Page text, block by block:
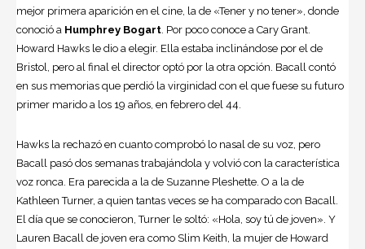
mejor primera aparición en el cine , la de «Tener y no tener», donde
conoció a Humphrey Bogart . Por poco conoce a Cary Grant.
Howard Hawks le dio a elegir. Ella estaba inclinándose por el de
Bristol, pero al final el director optó por la otra opción. Bacall contó
en sus memorias que perdió la virginidad con el que fuese su futuro
primer marido a los 19 años, en febrero del 44.
Hawks la rechazó en cuanto comprobó lo nasal de su voz, pero
Bacall pasó dos semanas trabajándola y volvió con la característica
voz ronca. Era parecida a la de Suzanne Pleshette. O a la de
Kathleen Turner, a quien tantas veces se ha comparado con Bacall.
El día que se conocieron, Turner le soltó: «Hola, soy tú de joven». Y
Lauren Bacall de joven era como Slim Keith, la mujer de Howard